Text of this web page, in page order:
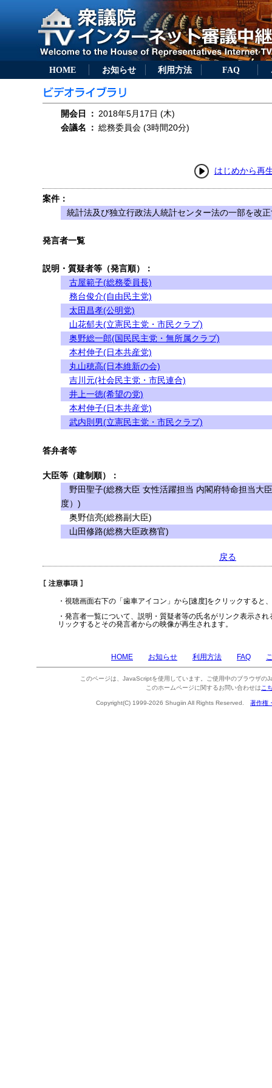
HOME お知らせ 利用方法 FAQ
開会日 ： 2018年5月17日 (木)
会議名
： 総務委員会 (3時間20分)
はじめから再
案件：
統計法及び独立行政法人統計センター法の一部を改
発言者一覧
説明・質疑者等（発言順）：
古屋範子(総務委員長)
務台俊介(自由民主党)
太田昌孝(公明党)
山花郁夫(立憲民主党・市民クラブ)
奥野総一郎(国民民主党・無所属クラブ)
本村伸子(日本共産党)
丸山穂高(日本維新の会)
吉川元(社会民主党・市民連合)
井上一徳(希望の党)
本村伸子(日本共産党)
武内則男(立憲民主党・市民クラブ)
答弁者等
大臣等（建制順）：
野田聖子(総務大臣 女性活躍担当 内閣府特命担当大
度）)
奥野信亮(総務副大臣)
山田修路(総務大臣政務官)
戻る
・視聴画面右下の「歯車アイコン」から[速度]をクリックすると
・発言者一覧について、説明・質疑者等の氏名がリンク表示さ
リックするとその発言者からの映像が再生されます。
HOME お知らせ 利用方法 FAQ
このページは、JavaScriptを使用しています。ご使用中のブラウザの
このホームページに関するお問い合わせは こ
Copyright(C) 1999-2026 Shugiin All Rights Reserved. 著作権